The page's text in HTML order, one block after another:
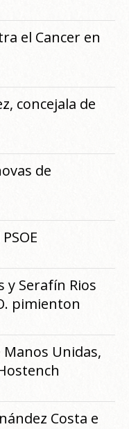
el Cancer en
concejala de
de
y Serafín Rios
pimienton
Unidas,
Costa e